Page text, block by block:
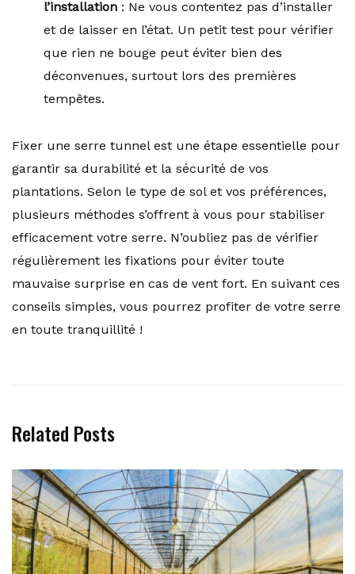
l’installation : Ne vous contentez pas d’installer
et de laisser en l’état. Un petit test pour vérifier
que rien ne bouge peut éviter bien des
déconvenues, surtout lors des premières
tempêtes.
Fixer une serre tunnel est une étape essentielle pour
garantir sa durabilité et la sécurité de vos
plantations. Selon le type de sol et vos préférences,
plusieurs méthodes s’offrent à vous pour stabiliser
efficacement votre serre. N’oubliez pas de vérifier
régulièrement les fixations pour éviter toute
mauvaise surprise en cas de vent fort. En suivant ces
conseils simples, vous pourrez profiter de votre serre
en toute tranquillité !
Related Posts